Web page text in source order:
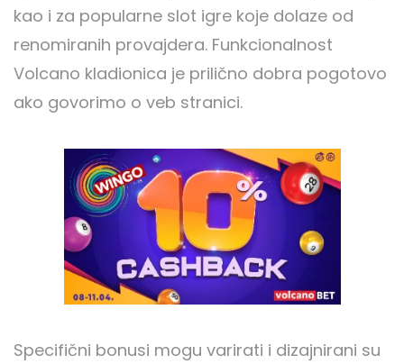
kao i za popularne slot igre koje dolaze od
renomiranih provajdera. Funkcionalnost
Volcano kladionica je prilično dobra pogotovo
ako govorimo o veb stranici.
Specifični bonusi mogu varirati i dizajnirani su